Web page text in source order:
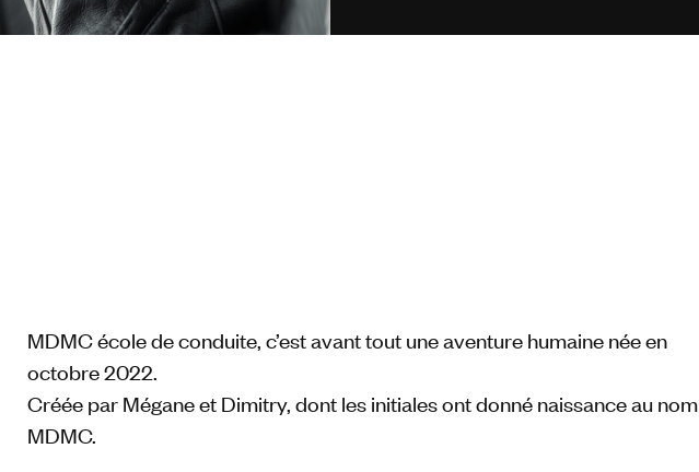
MDMC école de conduite, c’est avant tout une aventure humaine née en
octobre 2022.
Créée par Mégane et Dimitry, dont les initiales ont donné naissance au nom
MDMC.